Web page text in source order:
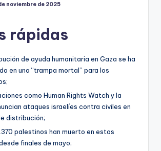
noviembre de 2025
rápidas
de ayuda humanitaria en Gaza se ha
en una “trampa mortal” para los
como Human Rights Watch y la
ataques israelíes contra civiles en
distribución;
palestinos han muerto en estos
finales de mayo;